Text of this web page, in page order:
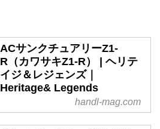
ACサンクチュアリーZ1-
R（カワサキZ1-R） | ヘリテ
イジ＆レジェンズ｜
Heritage& Legends
handl-mag.com